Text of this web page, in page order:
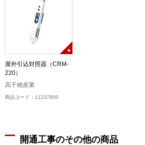
屋外引込対照器（CRM-
220）
高千穂産業
商品コード：11237800
開通工事のその他の商品